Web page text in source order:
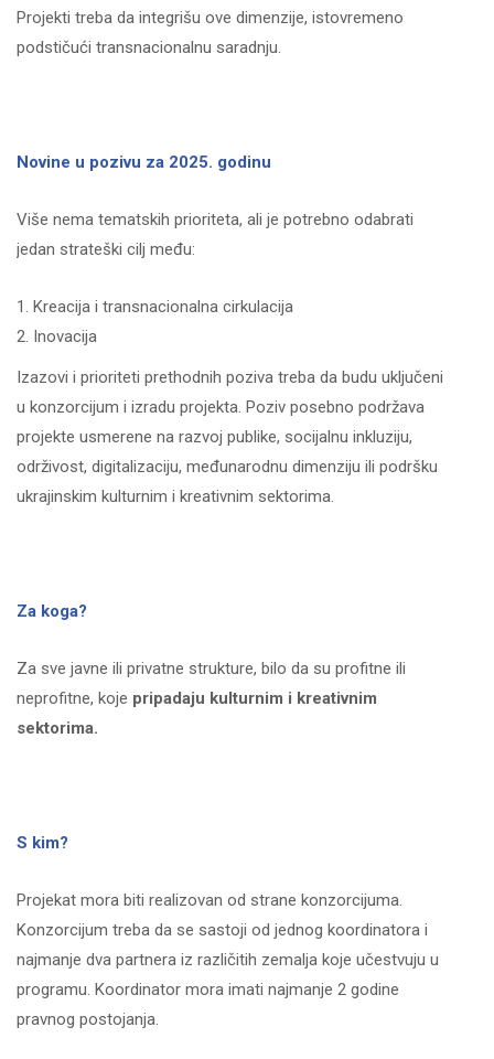
Projekti treba da integrišu ove dimenzije, istovremeno
podstičući transnacionalnu saradnju.
Novine u pozivu za 2025. godinu
Više nema tematskih prioriteta, ali je potrebno odabrati
jedan strateški cilj među:
Kreacija i transnacionalna cirkulacija
Inovacija
Izazovi i prioriteti prethodnih poziva treba da budu uključeni
u konzorcijum i izradu projekta. Poziv posebno podržava
projekte usmerene na razvoj publike, socijalnu inkluziju,
održivost, digitalizaciju, međunarodnu dimenziju ili podršku
ukrajinskim kulturnim i kreativnim sektorima.
Za koga?
Za sve javne ili privatne strukture, bilo da su profitne ili
neprofitne, koje pripadaju kulturnim i kreativnim
sektorima.
S kim?
Projekat mora biti realizovan od strane konzorcijuma.
Konzorcijum treba da se sastoji od jednog koordinatora i
najmanje dva partnera iz različitih zemalja koje učestvuju u
programu. Koordinator mora imati najmanje 2 godine
pravnog postojanja.